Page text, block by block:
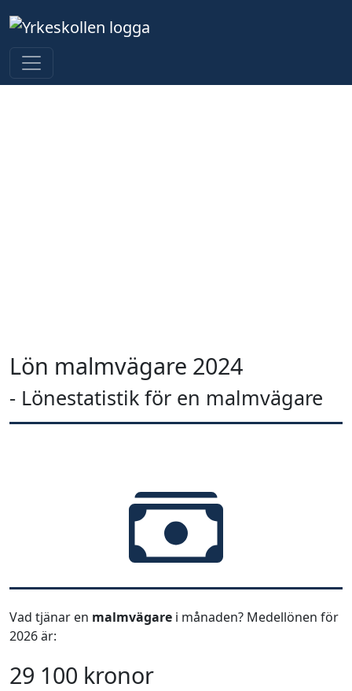
Lön malmvägare 2024
- Lönestatistik för en malmvägare
Vad tjänar en malmvägare i månaden? Medellönen för
2026 är:
29 100 kronor